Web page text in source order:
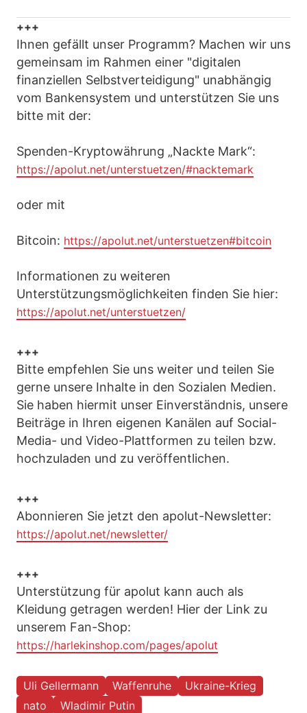
+++
Ihnen gefällt unser Programm? Machen wir uns
gemeinsam im Rahmen einer "digitalen
finanziellen Selbstverteidigung" unabhängig
vom Bankensystem und unterstützen Sie uns
bitte mit der:
Spenden-Kryptowährung „Nackte Mark“:
https://apolut.net/unterstuetzen/#nacktemark
oder mit
Bitcoin: https://apolut.net/unterstuetzen#bitcoin
Informationen zu weiteren
Unterstützungsmöglichkeiten finden Sie hier:
https://apolut.net/unterstuetzen/
+++
Bitte empfehlen Sie uns weiter und teilen Sie
gerne unsere Inhalte in den Sozialen Medien.
Sie haben hiermit unser Einverständnis, unsere
Beiträge in Ihren eigenen Kanälen auf Social-
Media- und Video-Plattformen zu teilen bzw.
hochzuladen und zu veröffentlichen.
+++
Abonnieren Sie jetzt den apolut-Newsletter:
https://apolut.net/newsletter/
+++
Unterstützung für apolut kann auch als
Kleidung getragen werden! Hier der Link zu
unserem Fan-Shop:
https://harlekinshop.com/pages/apolut
Uli Gellermann Waffenruhe
Ukraine-Krieg
nato
Wladimir Putin